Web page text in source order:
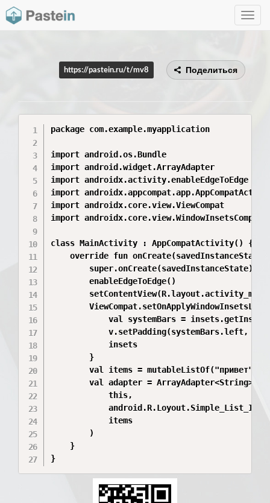
Toggle
https://pastein.ru/t/mv8 Поделиться
package com.example.myapplication
import android.os.Bundle
import android.widget.ArrayAdapter
import androidx.activity.enableEdgeToEdge
import
import androidx.core.view.ViewCompat
import androidx.core.view.WindowInsetsCompat
class MainActivity : AppCompatActivity() {
override fun
        super.onCreate(savedInstanceState)
        enableEdgeToEdge()
val systemBars =
v.setPadding(systemBars.left,
            insets
        }
val items = mutableListOf("привет",
        val adapter = ArrayAdapter<String>(
            this,
        )
    }
}